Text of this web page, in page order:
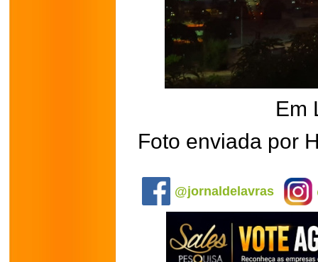
Em
Foto enviada por
@jornaldelavras